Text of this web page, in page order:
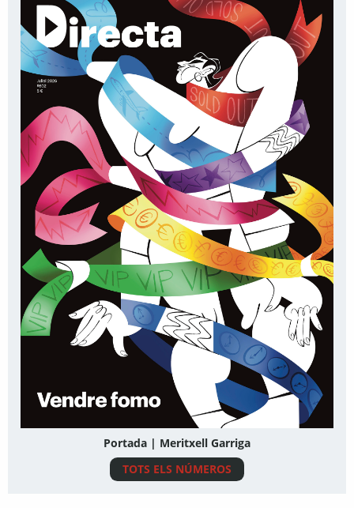
Portada | Meritxell Garriga
TOTS ELS NÚMEROS